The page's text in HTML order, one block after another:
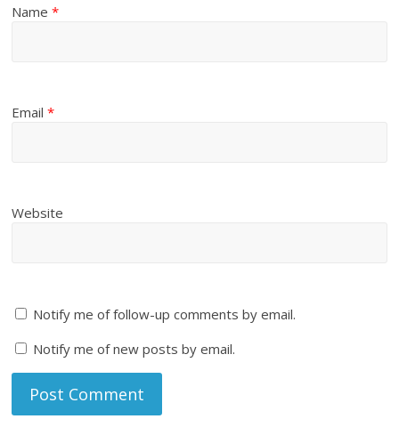
Name*
Email*
Website
Notify me of follow-up comments by email.
Notify me of new posts by email.